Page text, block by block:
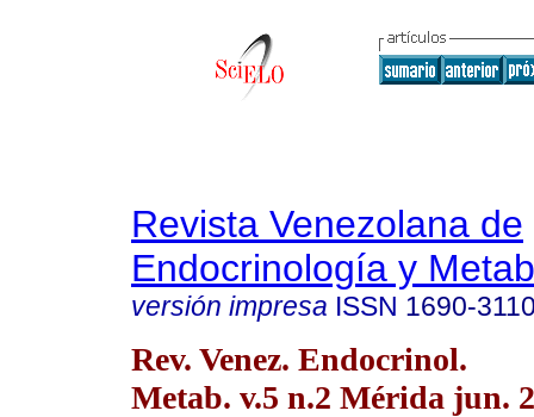
Revista Venezolana de
Endocrinología y
versión impresa ISSN 1690-
Rev. Venez. Endocrinol.
Metab. v.5 n.2 Mérida jun.